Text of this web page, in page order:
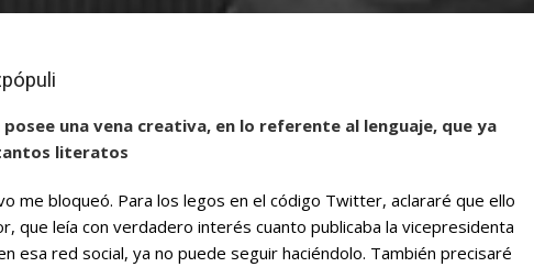
una vena creativa, en lo referente al lenguaje, que ya
literatos
me bloqueó. Para los legos en el código Twitter, aclararé que ello
que leía con verdadero interés cuanto publicaba la vicepresidenta
esa red social, ya no puede seguir haciéndolo. También precisaré